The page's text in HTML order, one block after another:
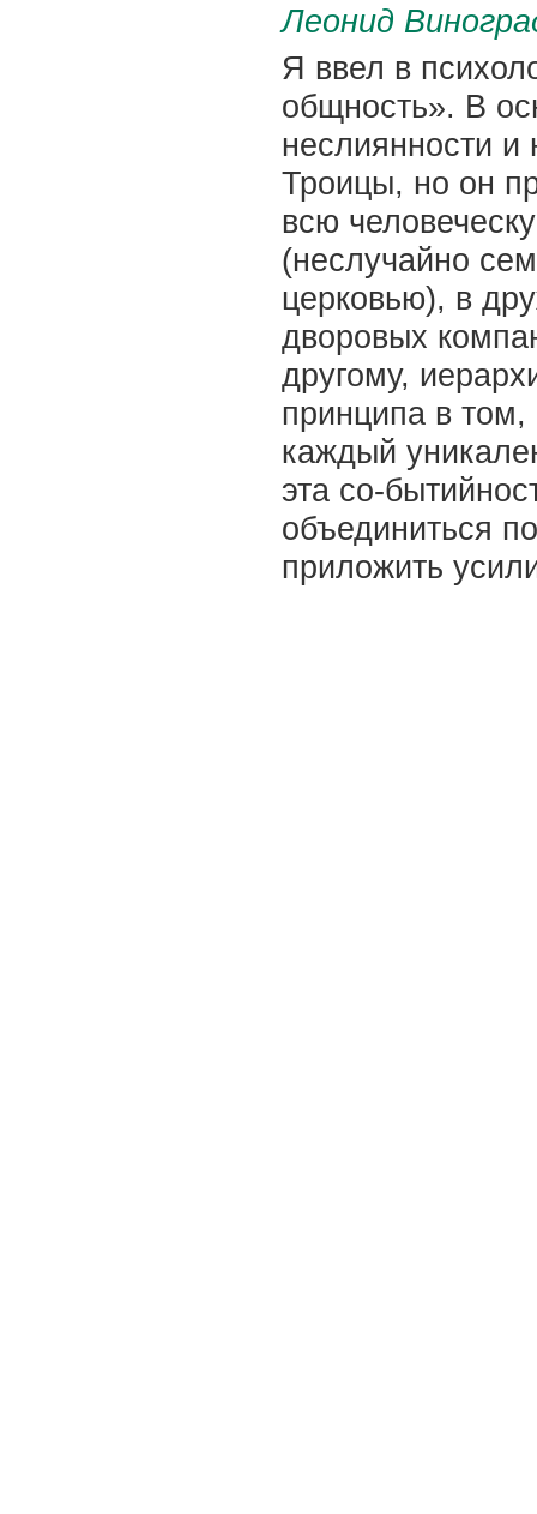
Леонид
Я ввел в
общность». В
неслиянности и
Троицы, но он
всю
(неслучайно
церковью), в
дворовых
другому,
принципа в
каждый
эта со-
объединиться
приложить